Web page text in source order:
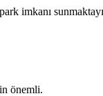
imkanı
önemli.